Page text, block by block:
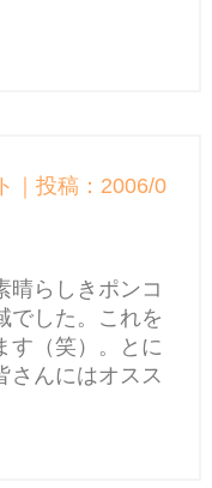
｜投稿：2006/0
晴らしきポンコ
でした。これを
す（笑）。とに
さんにはオスス